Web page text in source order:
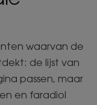
waarvan de
de lijst van
passen, maar
en faradiol